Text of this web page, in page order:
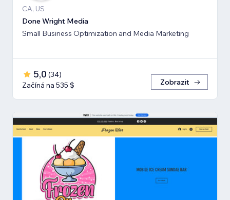
CA, US
Done Wright Media
Small Business Optimization and Media Marketing
5,0 (34)
Začíná na 535 $
Zobrazit